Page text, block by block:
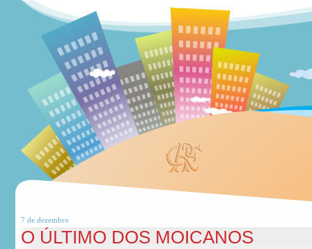
7 de dezembro
O ÚLTIMO DOS MOICANOS